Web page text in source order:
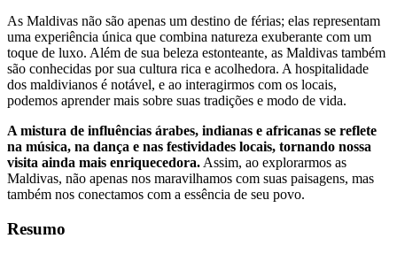
As Maldivas não são apenas um destino de férias; elas representam
uma experiência única que combina natureza exuberante com um
toque de luxo. Além de sua beleza estonteante, as Maldivas também
são conhecidas por sua cultura rica e acolhedora. A hospitalidade
dos maldivianos é notável, e ao interagirmos com os locais,
podemos aprender mais sobre suas tradições e modo de vida.
A mistura de influências árabes, indianas e africanas se reflete
na música, na dança e nas festividades locais, tornando nossa
visita ainda mais enriquecedora. Assim, ao explorarmos as
Maldivas, não apenas nos maravilhamos com suas paisagens, mas
também nos conectamos com a essência de seu povo.
Resumo